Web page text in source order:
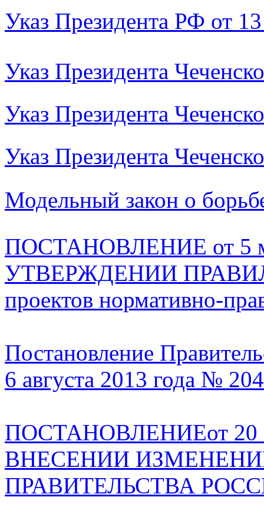
Указ Президента РФ от
Указ Президента
Указ Президента
Указ Президента
Модельный закон о
ПОСТАНОВЛЕНИЕ от 5
УТВЕРЖДЕНИИ ПРАВИЛ
проектов нормативно-
Постановление
6 августа 2013 года № 204
ПОСТАНОВЛЕНИЕот 20
ВНЕСЕНИИ
ПРАВИТЕЛЬСТВА